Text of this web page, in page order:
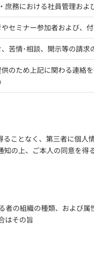
庶務における社員管理およ
セミナー参加者および、
苦情･相談、開示等の請求
のため上記に関わる連絡
ことなく、第三者に個人
の上、ご本人の同意を得
者の組織の種類、および属
はその旨